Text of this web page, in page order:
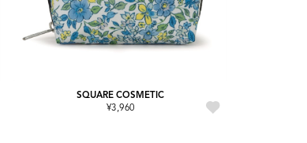
SQUARE COSMETIC
¥3,960